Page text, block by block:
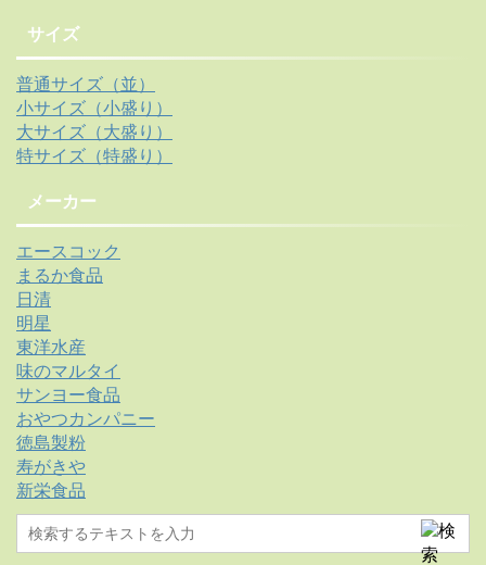
サイズ
普通サイズ（並）
小サイズ（小盛り）
大サイズ（大盛り）
特サイズ（特盛り）
メーカー
エースコック
まるか食品
日清
明星
東洋水産
味のマルタイ
サンヨー食品
おやつカンパニー
徳島製粉
寿がきや
新栄食品